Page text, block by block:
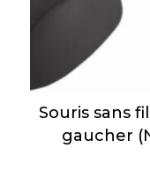
Souris sans
gaucher